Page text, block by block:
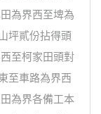
為界西至埤為
坪貳份拈得頭
至柯家田頭對
至車路為界西
為界各備工本